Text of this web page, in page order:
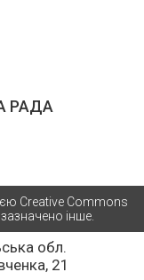
РАДА
обл.
21
Creative Commons
інше.